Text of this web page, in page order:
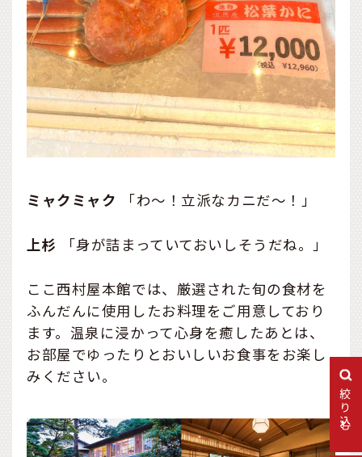
絞り込む
ミャクミャク 「わ〜！立派なカニだ～！」
上杉 「身が詰まっていておいしそうだね。」
ここ西村屋本館では、厳選された旬の食材を
ふんだんに使用したお料理をご用意しており
ます。温泉に浸かって心身を癒したあとは、
お部屋でゆったりとおいしいお食事をお楽し
みください。